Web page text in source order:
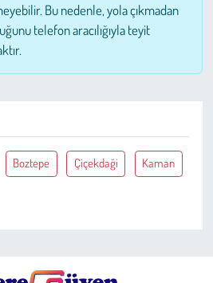
Bu nedenle, yola çıkmadan
telefon aracılığıyla teyit
Boztepe Çiçekdaği Kaman